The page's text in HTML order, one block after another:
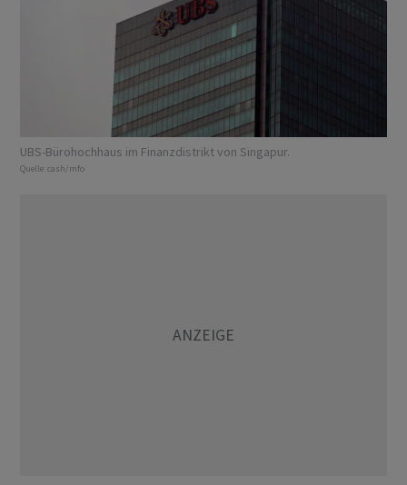
UBS-Bürohochhaus im Finanzdistrikt von Singapur.
Quelle: cash/mfo